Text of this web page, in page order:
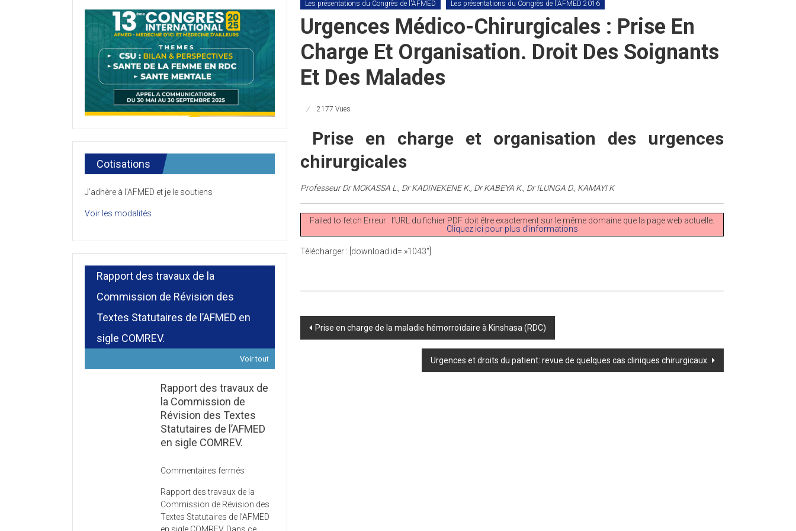
Les présentations du Congrès de l'AFMED Les présentations du Congrès de l'AFMED 2016
Urgences Médico-Chirurgicales : Prise En
Charge Et Organisation. Droit Des Soignants
Et Des Malades
2177 Vues
Prise en charge et organisation des urgences
chirurgicales
Professeur Dr MOKASSA L., Dr KADINEKENE K., Dr KABEYA K., Dr ILUNGA D., KAMAYI K
Failed to fetch Erreur : l’URL du fichier PDF doit être exactement sur le même domaine que la page web actuelle.
Cliquez ici pour plus d’informations
Télécharger : [download id= »1043″]
Post
Prise en charge de la maladie hémorroïdaire à Kinshasa (RDC)
Urgences et droits du patient: revue de quelques cas cliniques chirurgicaux.
Cotisations
J’adhère à l’AFMED et je le soutiens
Voir les modalités
Rapport des travaux de la
Commission de Révision des
Textes Statutaires de l’AFMED en
sigle COMREV.
Voir tout
Rapport des travaux de
la Commission de
Révision des Textes
Statutaires de l’AFMED
en sigle COMREV.
Commentaires fermés
des
travaux
de
Rapport des travaux de la
Commission de Révision des
Textes Statutaires de l’AFMED
en sigle COMREV. Dans ce